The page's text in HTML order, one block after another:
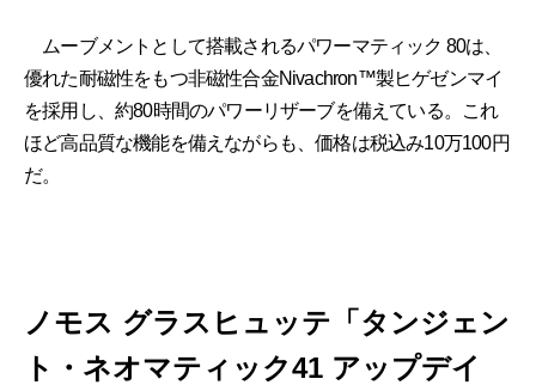
ムーブメントとして搭載されるパワーマティック 80は、
優れた耐磁性をもつ非磁性合金Nivachron™製ヒゲゼンマイ
を採用し、約80時間のパワーリザーブを備えている。これ
ほど高品質な機能を備えながらも、価格は税込み10万100円
だ。
ノモス グラスヒュッテ「タンジェン
ト・ネオマティック41 アップデイ